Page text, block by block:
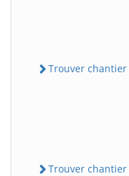
Trouver chantier
Trouver chantier